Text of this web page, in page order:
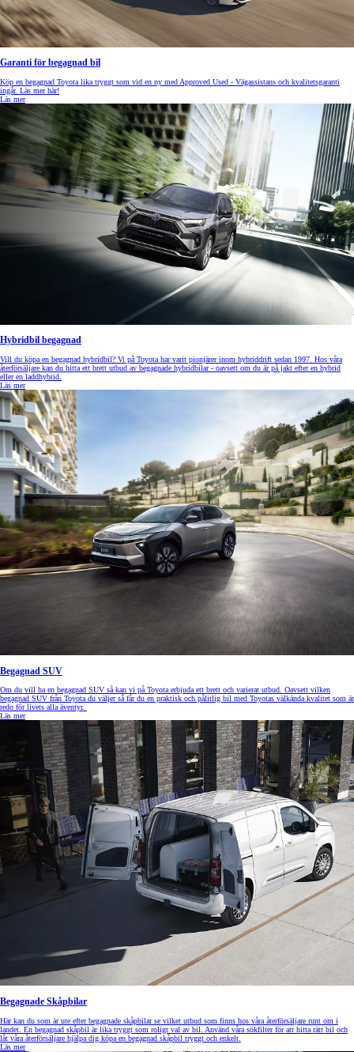
Garanti för begagnad bil
Köp en begagnad Toyota lika tryggt som vid en ny med Approved Used - Vägassistans och kvalitetsgaranti
ingår. Läs mer här!
Läs mer
Hybridbil begagnad
Vill du köpa en begagnad hybridbil? Vi på Toyota har varit pionjärer inom hybriddrift sedan 1997. Hos våra
återförsäljare kan du hitta ett brett utbud av begagnade hybridbilar - oavsett om du är på jakt efter en hybrid
eller en laddhybrid.
Läs mer
Begagnad SUV
Om du vill ha en begagnad SUV så kan vi på Toyota erbjuda ett brett och varierat utbud. Oavsett vilken
begagnad SUV från Toyota du väljer så får du en praktisk och pålitlig bil med Toyotas välkända kvalitet som är
redo för livets alla äventyr.
Läs mer
Begagnade Skåpbilar
Här kan du som är ute efter begagnade skåpbilar se vilket utbud som finns hos våra återförsäljare runt om i
landet. En begagnad skåpbil är lika tryggt som roligt val av bil. Använd våra sökfilter för att hitta rätt bil och
låt våra återförsäljare hjälpa dig köpa en begagnad skåpbil tryggt och enkelt.
Läs mer